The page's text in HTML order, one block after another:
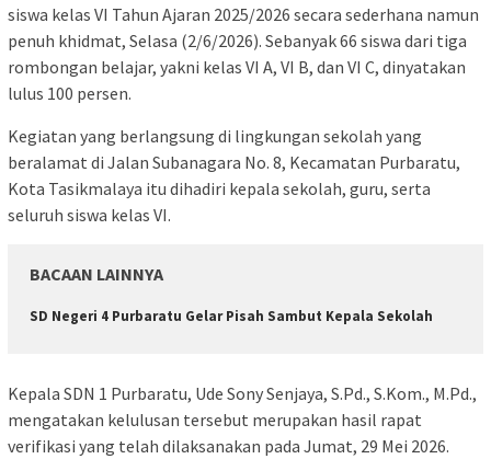
siswa kelas VI Tahun Ajaran 2025/2026 secara sederhana namun
penuh khidmat, Selasa (2/6/2026). Sebanyak 66 siswa dari tiga
rombongan belajar, yakni kelas VI A, VI B, dan VI C, dinyatakan
lulus 100 persen.
Kegiatan yang berlangsung di lingkungan sekolah yang
beralamat di Jalan Subanagara No. 8, Kecamatan Purbaratu,
Kota Tasikmalaya itu dihadiri kepala sekolah, guru, serta
seluruh siswa kelas VI.
BACAAN LAINNYA
SD Negeri 4 Purbaratu Gelar Pisah Sambut Kepala Sekolah
Kepala SDN 1 Purbaratu, Ude Sony Senjaya, S.Pd., S.Kom., M.Pd.,
mengatakan kelulusan tersebut merupakan hasil rapat
verifikasi yang telah dilaksanakan pada Jumat, 29 Mei 2026.